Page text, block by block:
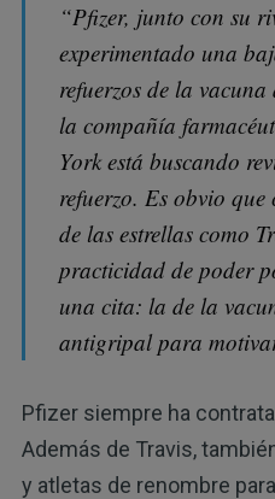
“Pfizer, junto con su
experimentado una
refuerzos de la
la compañía
York está buscando
refuerzo. Es obvio
de las estrellas como
practicidad de poder
una cita: la de la
antigripal para
Pfizer siempre ha
Además de Travis,
y atletas de renombre